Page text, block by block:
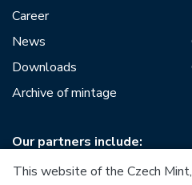
Career
News
Downloads
Archive of mintage
Our partners include:
This website of the Czech